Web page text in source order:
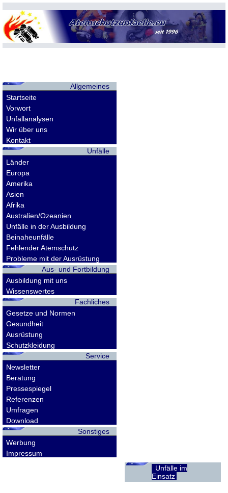
Allgemeines
Startseite
Vorwort
Unfallanalysen
Wir über uns
Kontakt
Unfälle
Länder
Europa
Amerika
Asien
Afrika
Australien/Ozeanien
Unfälle in der Ausbildung
Beinaheunfälle
Fehlender Atemschutz
Probleme mit der Ausrüstung
Aus- und Fortbildung
Ausbildung mit uns
Wissenswertes
Fachliches
Gesetze und Normen
Gesundheit
Ausrüstung
Schutzkleidung
Service
Newsletter
Beratung
Pressespiegel
Referenzen
Umfragen
Download
Sonstiges
Werbung
Impressum
Unfälle im
Einsatz